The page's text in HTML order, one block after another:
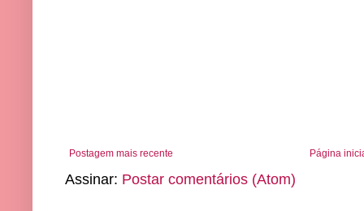
Postagem mais recente Página
Assinar: Postar comentários (Atom)